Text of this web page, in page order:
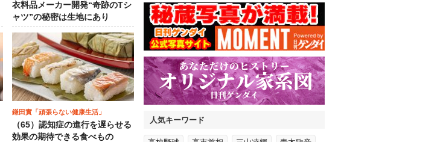
衣料品メーカー開発“奇跡のTシ
ャツ”の秘密は生地にあり
鎌田實「頑張らない健康生活」
（65）認知症の進行を遅らせる
効果の期待できる食べもの
人気キーワード